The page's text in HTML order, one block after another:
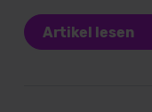
Artikel lesen